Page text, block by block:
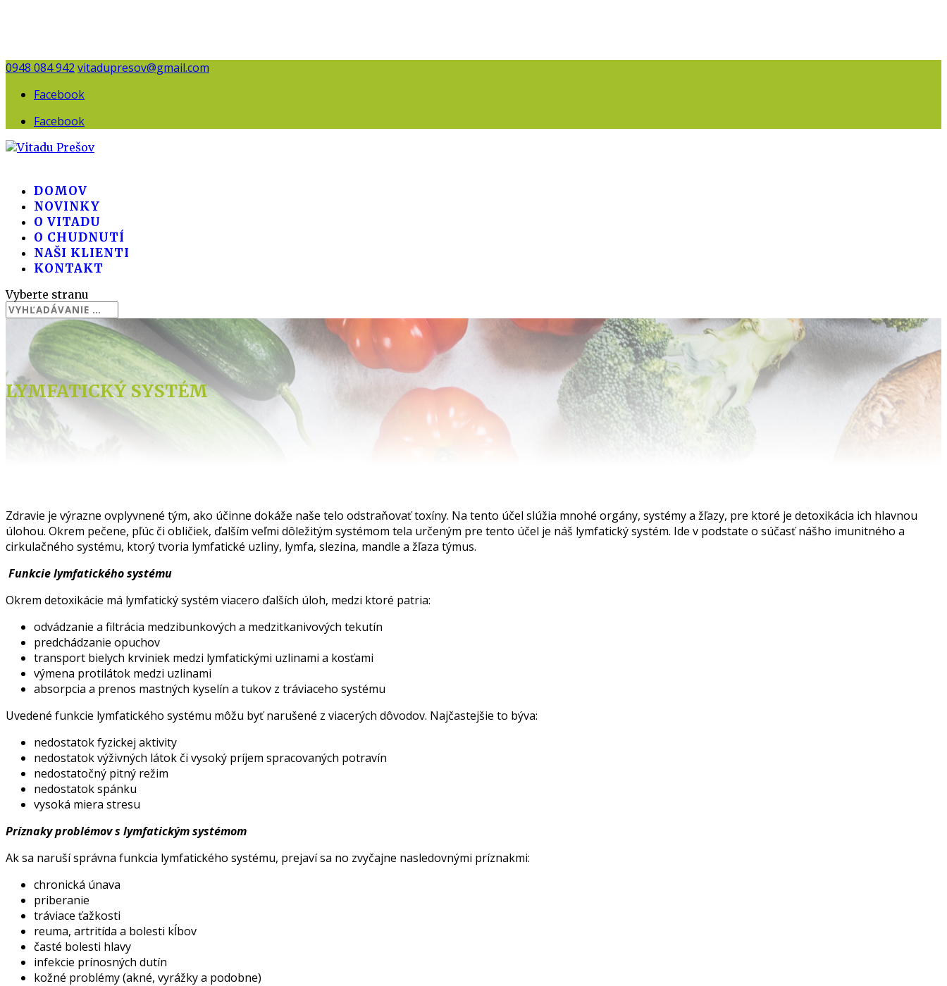
0948 084 942 vitadupresov@gmail.com
Facebook
Facebook
DOMOV
NOVINKY
O VITADU
O CHUDNUTÍ
NAŠI KLIENTI
KONTAKT
Vyberte stranu
LYMFATICKÝ SYSTÉM
Zdravie je výrazne ovplyvnené tým, ako účinne dokáže naše telo odstraňovať toxíny. Na tento účel slúžia mnohé orgány, systémy a žľazy, pre ktoré je detoxikácia ich hlavnou
úlohou. Okrem pečene, pľúc či obličiek, ďalším veľmi dôležitým systémom tela určeným pre tento účel je náš lymfatický systém. Ide v podstate o súčasť nášho imunitného a
cirkulačného systému, ktorý tvoria lymfatické uzliny, lymfa, slezina, mandle a žľaza týmus.
Funkcie lymfatického systému
Okrem detoxikácie má lymfatický systém viacero ďalších úloh, medzi ktoré patria:
odvádzanie a filtrácia medzibunkových a medzitkanivových tekutín
predchádzanie opuchov
transport bielych krviniek medzi lymfatickými uzlinami a kosťami
výmena protilátok medzi uzlinami
absorpcia a prenos mastných kyselín a tukov z tráviaceho systému
Uvedené funkcie lymfatického systému môžu byť narušené z viacerých dôvodov. Najčastejšie to býva:
nedostatok fyzickej aktivity
nedostatok výživných látok či vysoký príjem spracovaných potravín
nedostatočný pitný režim
nedostatok spánku
vysoká miera stresu
Príznaky problémov s lymfatickým systémom
Ak sa naruší správna funkcia lymfatického systému, prejaví sa no zvyčajne nasledovnými príznakmi:
chronická únava
priberanie
tráviace ťažkosti
reuma, artritída a bolesti kĺbov
časté bolesti hlavy
infekcie prínosných dutín
kožné problémy (akné, vyrážky a podobne)